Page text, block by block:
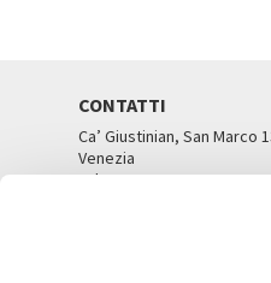
CONTATTI
Ca’ Giustinian, San Marco
Venezia
Tel. 041 5218711